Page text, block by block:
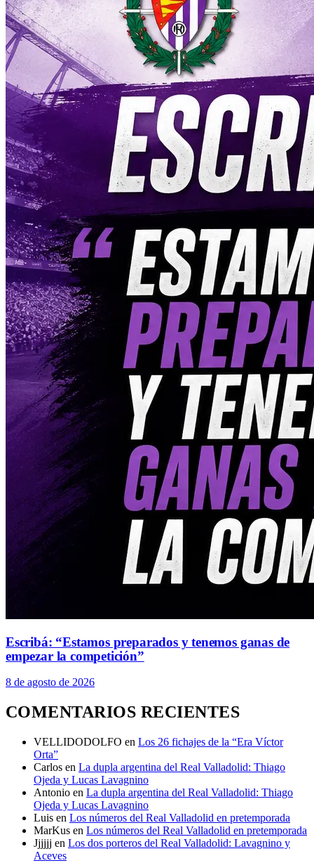
Escribá: “Estamos preparados y tenemos ganas de
empezar la competición”
8 de agosto de 2026
COMENTARIOS RECIENTES
VELLIDODOLFO en Los 26 fichajes de la “Era Víctor
Orta”
Carlos en La dupla argentina del Real Valladolid: Thiago
Ojeda y Lucas Lavagnino
Antonio en La dupla argentina del Real Valladolid: Thiago
Ojeda y Lucas Lavagnino
Luis en Los números del Real Valladolid en pretemporada
MarKus en Los números del Real Valladolid en pretemporada
Jjjjjj en Los dos porteros del Real Valladolid: Lavagnino y
Aceves